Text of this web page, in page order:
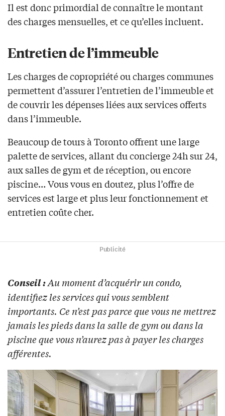
Il est donc primordial de connaître le montant
des charges mensuelles, et ce qu’elles incluent.
Entretien de l’immeuble
Les charges de copropriété ou charges communes
permettent d’assurer l’entretien de l’immeuble et
de couvrir les dépenses liées aux services offerts
dans l’immeuble.
Beaucoup de tours à Toronto offrent une large
palette de services, allant du concierge 24h sur 24,
aux salles de gym et de réception, ou encore
piscine… Vous vous en doutez, plus l’offre de
services est large et plus leur fonctionnement et
entretien coûte cher.
Publicité
Conseil :Au moment d’acquérir un condo,
identifiez les services qui vous semblent
importants. Ce n’est pas parce que vous ne mettrez
jamais les pieds dans la salle de gym ou dans la
piscine que vous n’aurez pas à payer les charges
afférentes.